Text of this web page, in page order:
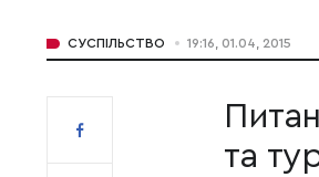
СУСПІЛЬСТВО 19:16, 01.04, 2015
та